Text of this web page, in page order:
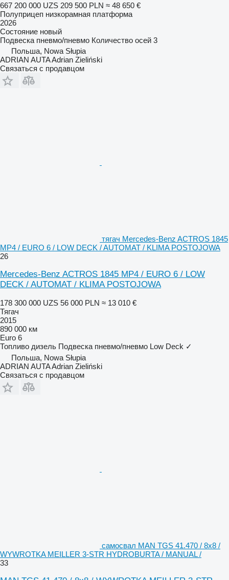
667 200 000 UZS 209 500 PLN ≈ 48 650 €
Полуприцеп низкорамная платформа
2026
Состояние новый
Подвеска пневмо/пневмо Количество осей 3
Польша, Nowa Słupia
ADRIAN AUTA Adrian Zieliński
Связаться с продавцом
тягач Mercedes-Benz ACTROS 1845
MP4 / EURO 6 / LOW DECK / AUTOMAT / KLIMA POSTOJOWA
26
Mercedes-Benz ACTROS 1845 MP4 / EURO 6 / LOW
DECK / AUTOMAT / KLIMA POSTOJOWA
178 300 000 UZS 56 000 PLN ≈ 13 010 €
Тягач
2015
890 000 км
Euro 6
Топливо дизель Подвеска пневмо/пневмо Low Deck ✓
Польша, Nowa Słupia
ADRIAN AUTA Adrian Zieliński
Связаться с продавцом
самосвал MAN TGS 41.470 / 8x8 /
WYWROTKA MEILLER 3-STR HYDROBURTA / MANUAL /
33